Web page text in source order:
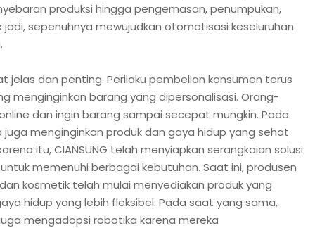
produksi hingga pengemasan, penumpukan,
sepenuhnya mewujudkan otomatisasi keseluruhan
jelas dan penting. Perilaku pembelian konsumen terus
menginginkan barang yang dipersonalisasi. Orang-
dan ingin barang sampai secepat mungkin. Pada
menginginkan produk dan gaya hidup yang sehat
itu, CIANSUNG telah menyiapkan serangkaian solusi
memenuhi berbagai kebutuhan. Saat ini, produsen
kosmetik telah mulai menyediakan produk yang
hidup yang lebih fleksibel. Pada saat yang sama,
mengadopsi robotika karena mereka